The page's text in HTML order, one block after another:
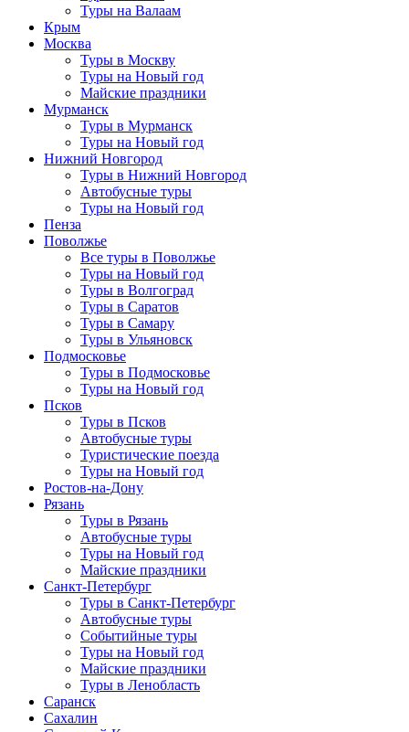
Туры на Валаам
Крым
Москва
Туры в Москву
Туры на Новый год
Майские праздники
Мурманск
Туры в Мурманск
Туры на Новый год
Нижний Новгород
Туры в Нижний Новгород
Автобусные туры
Туры на Новый год
Пенза
Поволжье
Все туры в Поволжье
Туры на Новый год
Туры в Волгоград
Туры в Саратов
Туры в Самару
Туры в Ульяновск
Подмосковье
Туры в Подмосковье
Туры на Новый год
Псков
Туры в Псков
Автобусные туры
Туристические поезда
Туры на Новый год
Ростов-на-Дону
Рязань
Туры в Рязань
Автобусные туры
Туры на Новый год
Майские праздники
Санкт-Петербург
Туры в Санкт-Петербург
Автобусные туры
Событийные туры
Туры на Новый год
Майские праздники
Туры в Ленобласть
Саранск
Сахалин